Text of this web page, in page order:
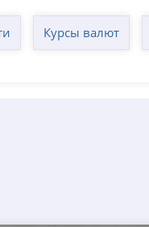
Курсы валют